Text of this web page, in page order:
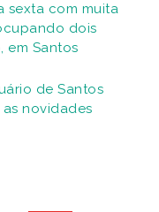
sexta com muita
dois
em Santos
de Santos
novidades